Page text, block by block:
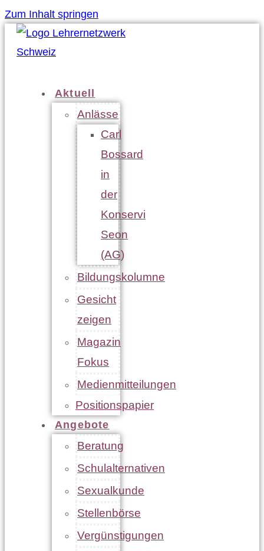
Zum Inhalt springen
Aktuell
Anlässe
Carl
Bossard
in
der
Konservi
Seon
(AG)
Bildungskolumne
Gesicht
zeigen
Magazin
Fokus
Medienmitteilungen
Positionspapier
Angebote
Beratung
Schulalternativen
Sexualkunde
Stellenbörse
Vergünstigungen